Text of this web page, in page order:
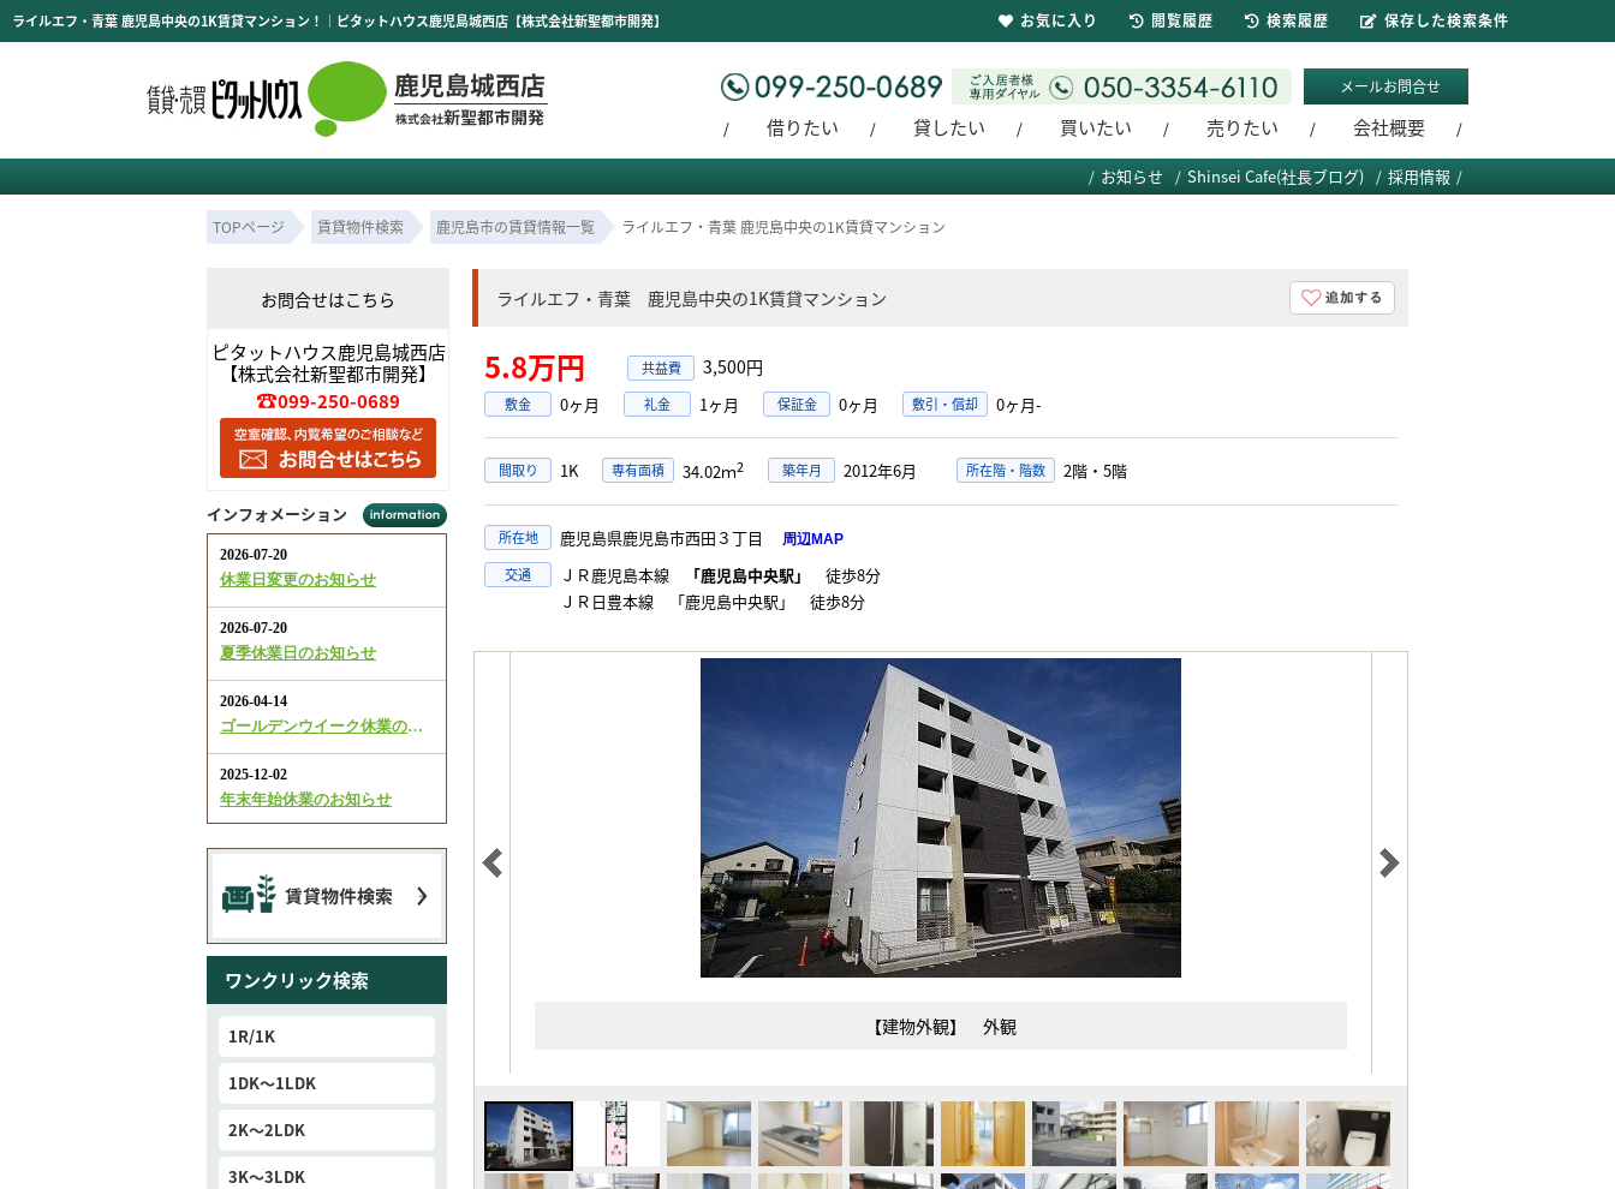
ライルエフ・青葉 鹿児島中央の1K賃貸マンション！｜ピタットハウス鹿児島城西店【株式会社新聖都市開発】
メールお問合せ
借りたい 貸したい 買いたい 売りたい 会社概要
採用情報
Shinsei Cafe(社長ブログ)
お知らせ
TOPページ 賃貸物件検索 鹿児島市の賃貸情報一覧 ライルエフ・青葉 鹿児島中央の1K賃貸マンション
ライルエフ・青葉 鹿児島中央の1K賃貸マンション
5.8万円 3,500円
敷金 0ヶ月 礼金 1ヶ月 保証金 0ヶ月 敷引・償却 0ヶ月-
間取り 1K 専有面積 34.02ｍ2 築年月 2012年6月 所在階・階数 2階・5階
所在地 鹿児島県鹿児島市西田３丁目 周辺MAP
交通 ＪＲ鹿児島本線 「鹿児島中央駅」
徒歩8分
ＪＲ日豊本線 「鹿児島中央駅」 徒歩8分
【建物外観】 外観
お問合せはこちら
ピタットハウス鹿児島城西店
【株式会社新聖都市開発】
099-250-0689
インフォメーション
ワンクリック検索
1R/1K
1DK～1LDK
2K～2LDK
3K～3LDK
お気に入り 閲覧履歴 検索履歴 保存した検索条件